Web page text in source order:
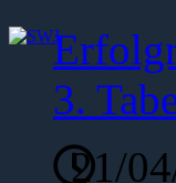
3.
21/